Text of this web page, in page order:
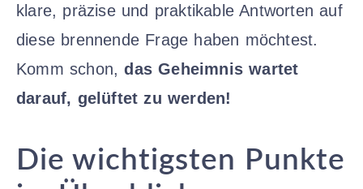
klare, präzise und praktikable Antworten auf
diese brennende Frage haben möchtest.
Komm schon,das Geheimnis wartet
darauf, gelüftet zu werden!
Die wichtigsten Punkte